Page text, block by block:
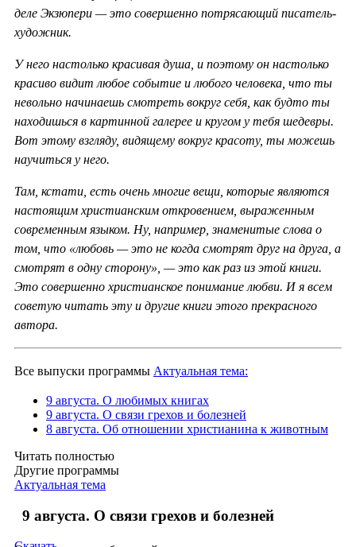
деле Экзюпери — это совершенно потрясающий писатель-
художник.
У него настолько красивая душа, и поэтому он настолько
красиво видит любое событие и любого человека, что ты
невольно начинаешь смотреть вокруг себя, как будто ты
находишься в картинной галерее и кругом у тебя шедевры.
Вот этому взгляду, видящему вокруг красоту, ты можешь
научиться у него.
Там, кстати, есть очень многие вещи, которые являются
настоящим христианским откровением, выраженным
современным языком. Ну, например, знаменитые слова о
том, что «любовь — это не когда смотрят друг на друга, а
смотрят в одну сторону», — это как раз из этой книги.
Это совершенно христианское понимание любви. И я всем
советую читать эту и другие книги этого прекрасного
автора.
Все выпуски программы Актуальная тема:
9 августа. О любимых книгах
9 августа. О связи грехов и болезней
8 августа. Об отношении христианина к животным
Читать полностью
Другие программы
Актуальная тема
9 августа. О связи грехов и болезней